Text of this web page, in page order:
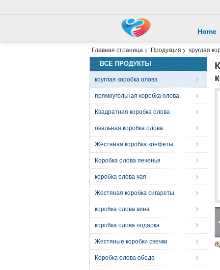
Home
Главная страница Продукция круглая
ВСЕ ПРОДУКТЫ
круглая коробка олова
прямоугольная коробка олова
Квадратная коробка олова
овальная коробка олова
Жестяная коробка конфеты
Коробка олова печенья
коробка олова чая
Жестяная коробка сигареты
коробка олова вина
коробка олова подарка
Жестяные коробки свечки
Коробка олова обеда